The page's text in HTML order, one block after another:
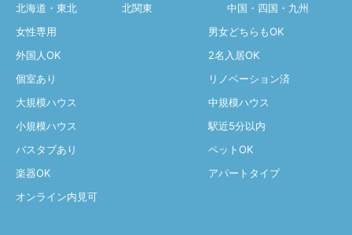
北海道・東北
北関東
中国・四国・九州
女性専用
男女どちらもOK
外国人OK
2名入居OK
個室あり
リノベーション済
大規模ハウス
中規模ハウス
小規模ハウス
駅近5分以内
バスタブあり
ペットOK
楽器OK
アパートタイプ
オンライン内見可